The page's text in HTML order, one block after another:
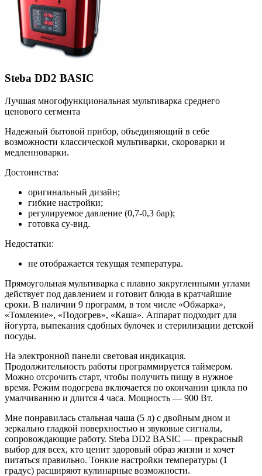
Steba DD2 BASIC
Лучшая многофункциональная мультиварка среднего
ценового сегмента
Надежный бытовой прибор, объединяющий в себе
возможности классической мультиварки, скороварки и
медленноварки.
Достоинства:
оригинальный дизайн;
гибкие настройки;
регулируемое давление (0,7-0,3 бар);
готовка су-вид.
Недостатки:
не отображается текущая температура.
Прямоугольная мультиварка с плавно закругленными углами
действует под давлением и готовит блюда в кратчайшие
сроки. В наличии 9 программ, в том числе «Обжарка»,
«Томление», «Подогрев», «Каша». Аппарат подходит для
йогурта, выпекания сдобных булочек и стерилизации детской
посуды.
На электронной панели световая индикация.
Продолжительность работы программируется таймером.
Можно отсрочить старт, чтобы получить пищу в нужное
время. Режим подогрева включается по окончании цикла по
умалчиванию и длится 4 часа. Мощность — 900 Вт.
Мне понравилась стальная чаша (5 л) с двойным дном и
зеркально гладкой поверхностью и звуковые сигналы,
сопровождающие работу. Steba DD2 BASIC — прекрасный
выбор для всех, кто ценит здоровый образ жизни и хочет
питаться правильно. Тонкие настройки температуры (1
градус) расширяют кулинарные возможности.